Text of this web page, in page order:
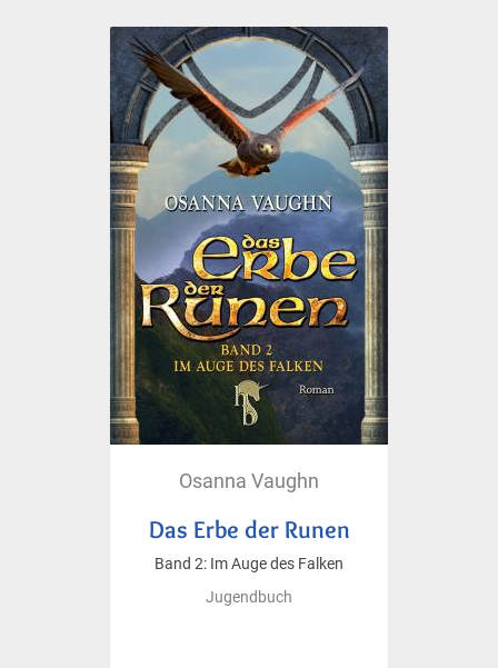
Osanna Vaughn
Das Erbe der Runen
Band 2: Im Auge des Falken
Jugendbuch